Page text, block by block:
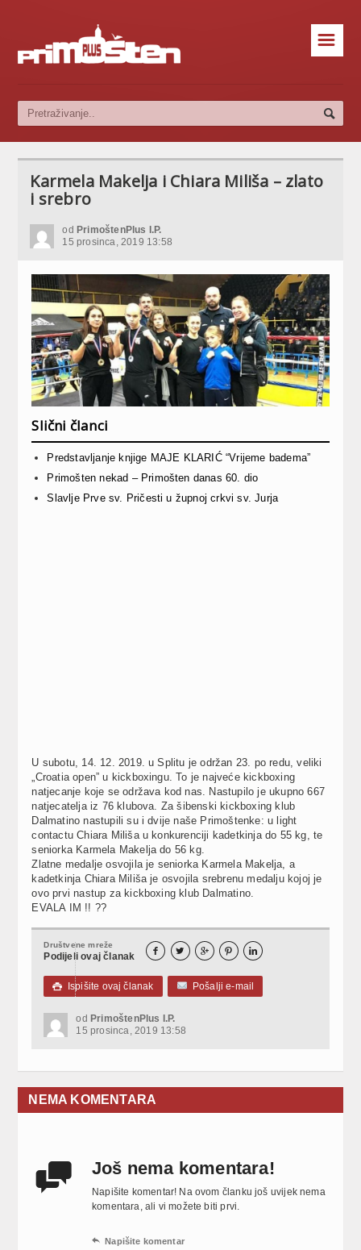
☰
Karmela Makelja i Chiara Miliša – zlato
i srebro
od PrimoštenPlus I.P.
15 prosinca, 2019 13:58
Slični članci
Predstavljanje knjige MAJE KLARIĆ “Vrijeme badema”
Primošten nekad – Primošten danas 60. dio
Slavlje Prve sv. Pričesti u župnoj crkvi sv. Jurja
U subotu, 14. 12. 2019. u Splitu je održan 23. po redu, veliki
„Croatia open” u kickboxingu. To je najveće kickboxing
natjecanje koje se održava kod nas. Nastupilo je ukupno 667
natjecatelja iz 76 klubova. Za šibenski kickboxing klub
Dalmatino nastupili su i dvije naše Primoštenke: u light
contactu Chiara Miliša u konkurenciji kadetkinja do 55 kg, te
seniorka Karmela Makelja do 56 kg.
Zlatne medalje osvojila je seniorka Karmela Makelja, a
kadetkinja Chiara Miliša je osvojila srebrenu medalju kojoj je
ovo prvi nastup za kickboxing klub Dalmatino.
EVALA IM !! ??
Društvene mreže
Podijeli ovaj članak     
 Ispišite ovaj članak Pošalji e-mail
od PrimoštenPlus I.P.
15 prosinca, 2019 13:58
NEMA KOMENTARA
 Još nema komentara!
Napišite komentar! Na ovom članku još uvijek nema
komentara, ali vi možete biti prvi.
 Napišite komentar